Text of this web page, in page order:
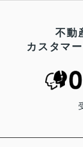
不動
カスタマ